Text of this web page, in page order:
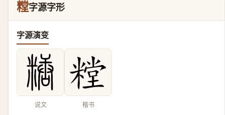
糛字源字形
字源演变
说文 楷书